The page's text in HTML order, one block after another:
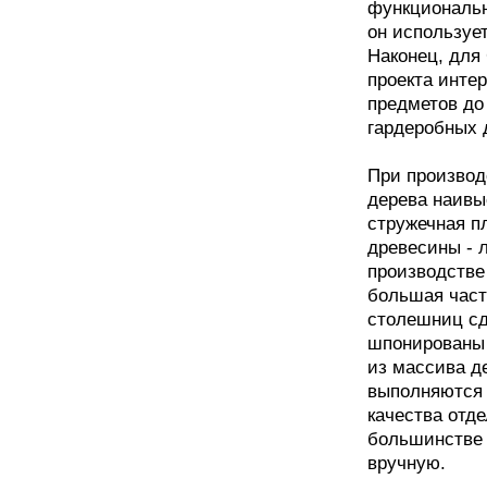
он
Наконец, для
проекта
предметов
гардеробных
При
дерева
стружечная
древесины -
большая
столешниц
из массива
выполняются
качества
большинстве
вручную.